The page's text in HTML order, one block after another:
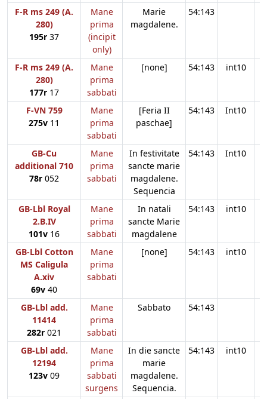
F-R ms 249 (A.
280)
195r 37
Mane
prima
(incipit
only)
Marie
magdalene.
54:143
F-R ms 249 (A.
280)
177r 17
Mane
prima
sabbati
[none] 54:143 int10
F-VN 759
275v 11
Mane
prima
sabbati
[Feria II
paschae]
54:143 Int10
GB-Cu
additional 710
78r 052
Mane
prima
sabbati
In festivitate
sancte marie
magdalene.
Sequencia
54:143 Int10
GB-Lbl Royal
2.B.IV
101v 16
Mane
prima
sabbati
In natali
sancte Marie
magdalene
54:143 int10
GB-Lbl Cotton
MS Caligula
A.xiv
69v 40
Mane
prima
sabbati
[none] 54:143 int10
GB-Lbl add.
11414
282r 021
Mane
prima
sabbati
Sabbato 54:143
GB-Lbl add.
12194
123v 09
Mane
prima
sabbati
surgens
In die sancte
marie
magdalene.
Sequencia.
54:143 int10